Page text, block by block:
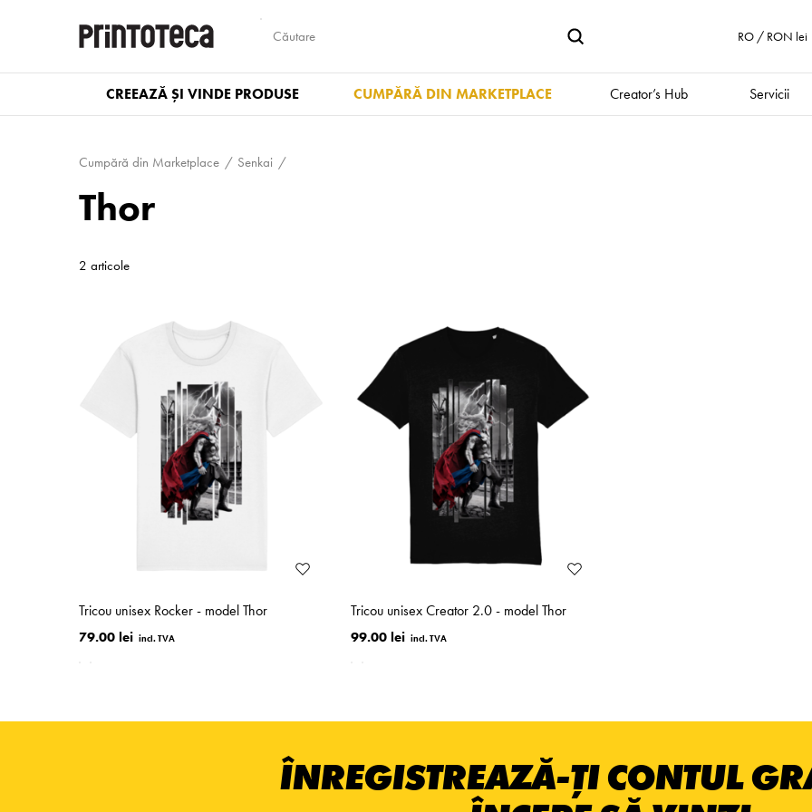
RO / RON lei
CREEAZĂ ȘI VINDE PRODUSE CUMPĂRĂ DIN MARKETPLACE Creator’s Hub Servicii
Cumpără din Marketplace Senkai
Thor
2 articole
Tricou unisex Rocker - model Thor
79.00 lei
Tricou unisex Creator 2.0 - model Thor
99.00 lei
ÎNREGISTREAZĂ-ȚI CONTUL